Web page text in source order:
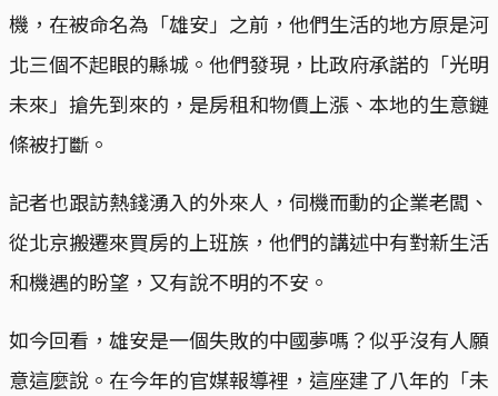
機，在被命名為「雄安」之前，他們生活的地方原是河
北三個不起眼的縣城。他們發現，比政府承諾的「光明
未來」搶先到來的，是房租和物價上漲、本地的生意鏈
條被打斷。
記者也跟訪熱錢湧入的外來人，伺機而動的企業老闆、
從北京搬遷來買房的上班族，他們的講述中有對新生活
和機遇的盼望，又有說不明的不安。
如今回看，雄安是一個失敗的中國夢嗎？似乎沒有人願
意這麼說。在今年的官媒報導裡，這座建了八年的「未